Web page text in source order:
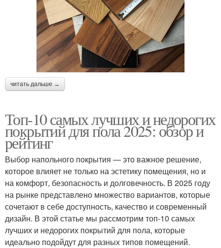
читать дальше →
Топ-10 самых лучших и недорогих
покрытий для пола 2025: обзор и
рейтинг
Выбор напольного покрытия — это важное решение,
которое влияет не только на эстетику помещения, но и
на комфорт, безопасность и долговечность. В 2025 году
на рынке представлено множество вариантов, которые
сочетают в себе доступность, качество и современный
дизайн. В этой статье мы рассмотрим топ-10 самых
лучших и недорогих покрытий для пола, которые
идеально подойдут для разных типов помещений.